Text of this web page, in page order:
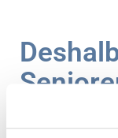
Mit dem Alter
körperlichen